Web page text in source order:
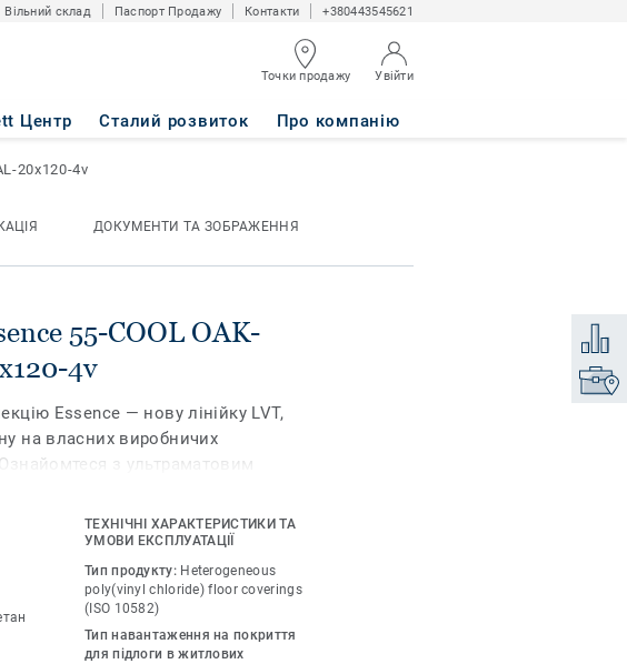
Вільний склад Паспорт Продажу Контакти +380443545621
Точки продажу Увійти
Центр Сталий розвиток Про компанію
20x120-4v
20x120-4v
ДОКУМЕНТИ ТА ЗОБРАЖЕННЯ
55-COOL OAK-
4v
Essence — нову лінійку LVT,
на власних виробничих
з ультраматовим
розробленим для надання будь-
шарму.
нашої продукції та
відданість принципам
Наша колекція містить до 55%
що підкреслює наше прагнення до
ТЕХНІЧНІ ХАРАКТЕРИСТИКИ ТА
УМОВИ ЕКСПЛУАТАЦІЇ
Тип продукту: Heterogeneous
poly(vinyl chloride) floor coverings
(ISO 10582)
Тип навантаження на покриття
для підлоги в житлових